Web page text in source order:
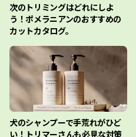
次のトリミングはどれにしよ
う！ポメラニアンのおすすめの
カットカタログ。
犬のシャンプーで手荒れがひど
い！トリマーさんも必見な対策